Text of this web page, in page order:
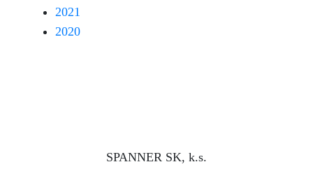
2021
2020
SPANNER SK, k.s.